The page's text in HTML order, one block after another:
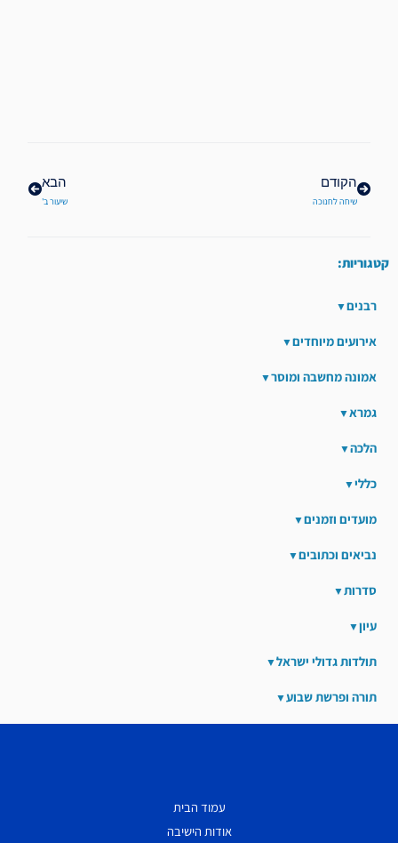
הקודם
שיחה לחנוכה
הבא
שיעור ב'
קטגוריות:
רבנים
אירועים מיוחדים
אמונה מחשבה ומוסר
גמרא
הלכה
כללי
מועדים וזמנים
נביאים וכתובים
סדרות
עיון
תולדות גדולי ישראל
תורה ופרשת שבוע
עמוד הבית
אודות הישיבה